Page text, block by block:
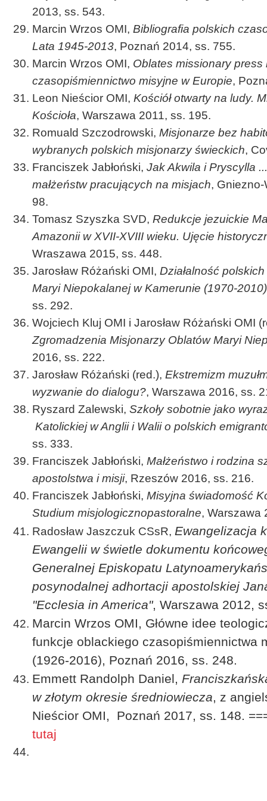
2013, ss. 543.
Marcin Wrzos OMI, Bibliografia polskich
Lata 1945-2013, Poznań 2014, ss. 755.
Marcin Wrzos OMI, Oblates missionary
czasopiśmiennictwo misyjne w Europie,
Leon Nieścior OMI, Kościół otwarty na ludy.
Kościoła, Warszawa 2011, ss. 195.
Romuald Szczodrowski, Misjonarze bez
wybranych polskich misjonarzy świeckich,
Franciszek Jabłoński, Jak Akwila i Pryscylla
małżeństw pracujących na misjach,
98.
Tomasz Szyszka SVD, Redukcje jezuickie
Amazonii w XVII-XVIII wieku. Ujęcie
Wraszawa 2015, ss. 448.
Jarosław Różański OMI, Działalność
Maryi Niepokalanej w Kamerunie (1970-2010)
ss. 292.
Wojciech Kluj OMI i Jarosław Różański OMI
Zgromadzenia Misjonarzy Oblatów Maryi
2016, ss. 222.
Jarosław Różański (red.), Ekstremizm
wyzwanie do dialogu?, Warszawa 2016, ss.
Ryszard Zalewski, Szkoły sobotnie jako
Katolickiej w Anglii i Walii o polskich
ss. 333.
Franciszek Jabłoński, Małżeństwo i rodzina
apostolstwa i misji, Rzeszów 2016, ss. 216.
Franciszek Jabłoński, Misyjna świadomość
Studium misjologicznopastoralne, Warszawa
Radosław Jaszczuk CSsR, Ewangelizacja
Ewangelii w świetle dokumentu
Generalnej Episkopatu
posynodalnej adhortacji apostolskiej
"Ecclesia in America", Warszawa 2012,
Marcin Wrzos OMI, Główne idee
funkcje oblackiego czasopiśmiennictwa
(1926-2016), Poznań 2016, ss. 248.
Emmett Randolph Daniel,
w złotym okresie średniowiecza, z
Nieścior OMI, Poznań 2017, ss. 148.
tutaj